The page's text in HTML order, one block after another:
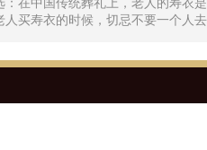
人选购寿衣。医生既然这样说，
。四是老人神志不清、不吃不喝且
尽量往前赶。
买寿衣的时候，切忌不要一个人
：给老人买寿衣时，寿衣的款式
议以淡雅的素色为主，如香灰色
什么方式可言。其实给老人买寿衣